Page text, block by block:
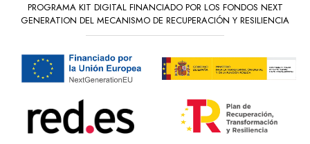
PROGRAMA KIT DIGITAL FINANCIADO POR LOS FONDOS NEXT
GENERATION DEL MECANISMO DE RECUPERACIÓN Y RESILIENCIA